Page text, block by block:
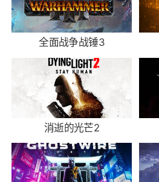
全面战争战锤3
消逝的光芒2